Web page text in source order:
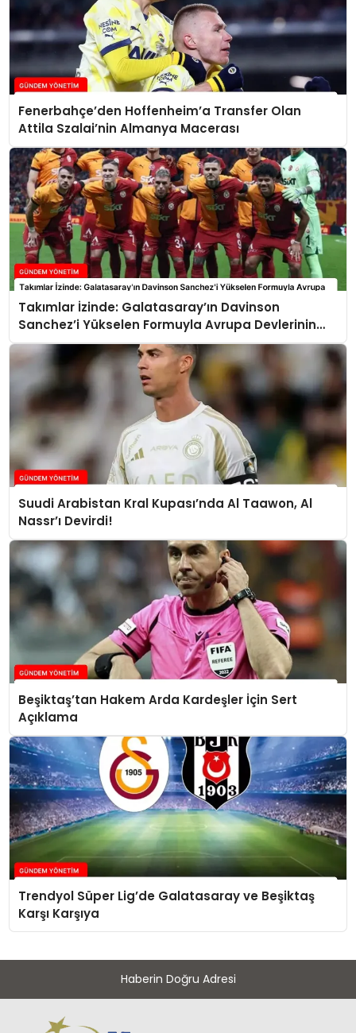
Fenerbahçe’den Hoffenheim’a Transfer Olan
Attila Szalai’nin Almanya Macerası
Takımlar İzinde: Galatasaray’ın Davinson
Sanchez’i Yükselen Formuyla Avrupa Devlerinin
Radarında
Suudi Arabistan Kral Kupası’nda Al Taawon, Al
Nassr’ı Devirdi!
Beşiktaş’tan Hakem Arda Kardeşler İçin Sert
Açıklama
Trendyol Süper Lig’de Galatasaray ve Beşiktaş
Karşı Karşıya
Haberin Doğru Adresi